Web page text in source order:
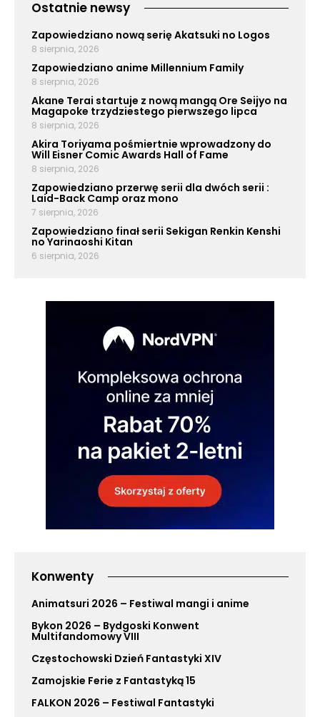
Ostatnie newsy
Zapowiedziano nową serię Akatsuki no Logos
8 sierpnia, 2026
Zapowiedziano anime Millennium Family
8 sierpnia, 2026
Akane Terai startuje z nową mangą Ore Seijyo na
Magapoke trzydziestego pierwszego lipca
8 sierpnia, 2026
Akira Toriyama pośmiertnie wprowadzony do
Will Eisner Comic Awards Hall of Fame
8 sierpnia, 2026
Zapowiedziano przerwę serii dla dwóch serii :
Laid-Back Camp oraz mono
7 sierpnia, 2026
Zapowiedziano finał serii Sekigan Renkin Kenshi
no Yarinaoshi Kitan
6 sierpnia, 2026
Konwenty
Animatsuri 2026 – Festiwal mangi i anime
Bykon 2026 – Bydgoski Konwent
Multifandomowy VIII
Częstochowski Dzień Fantastyki XIV
Zamojskie Ferie z Fantastyką 15
FALKON 2026 – Festiwal Fantastyki